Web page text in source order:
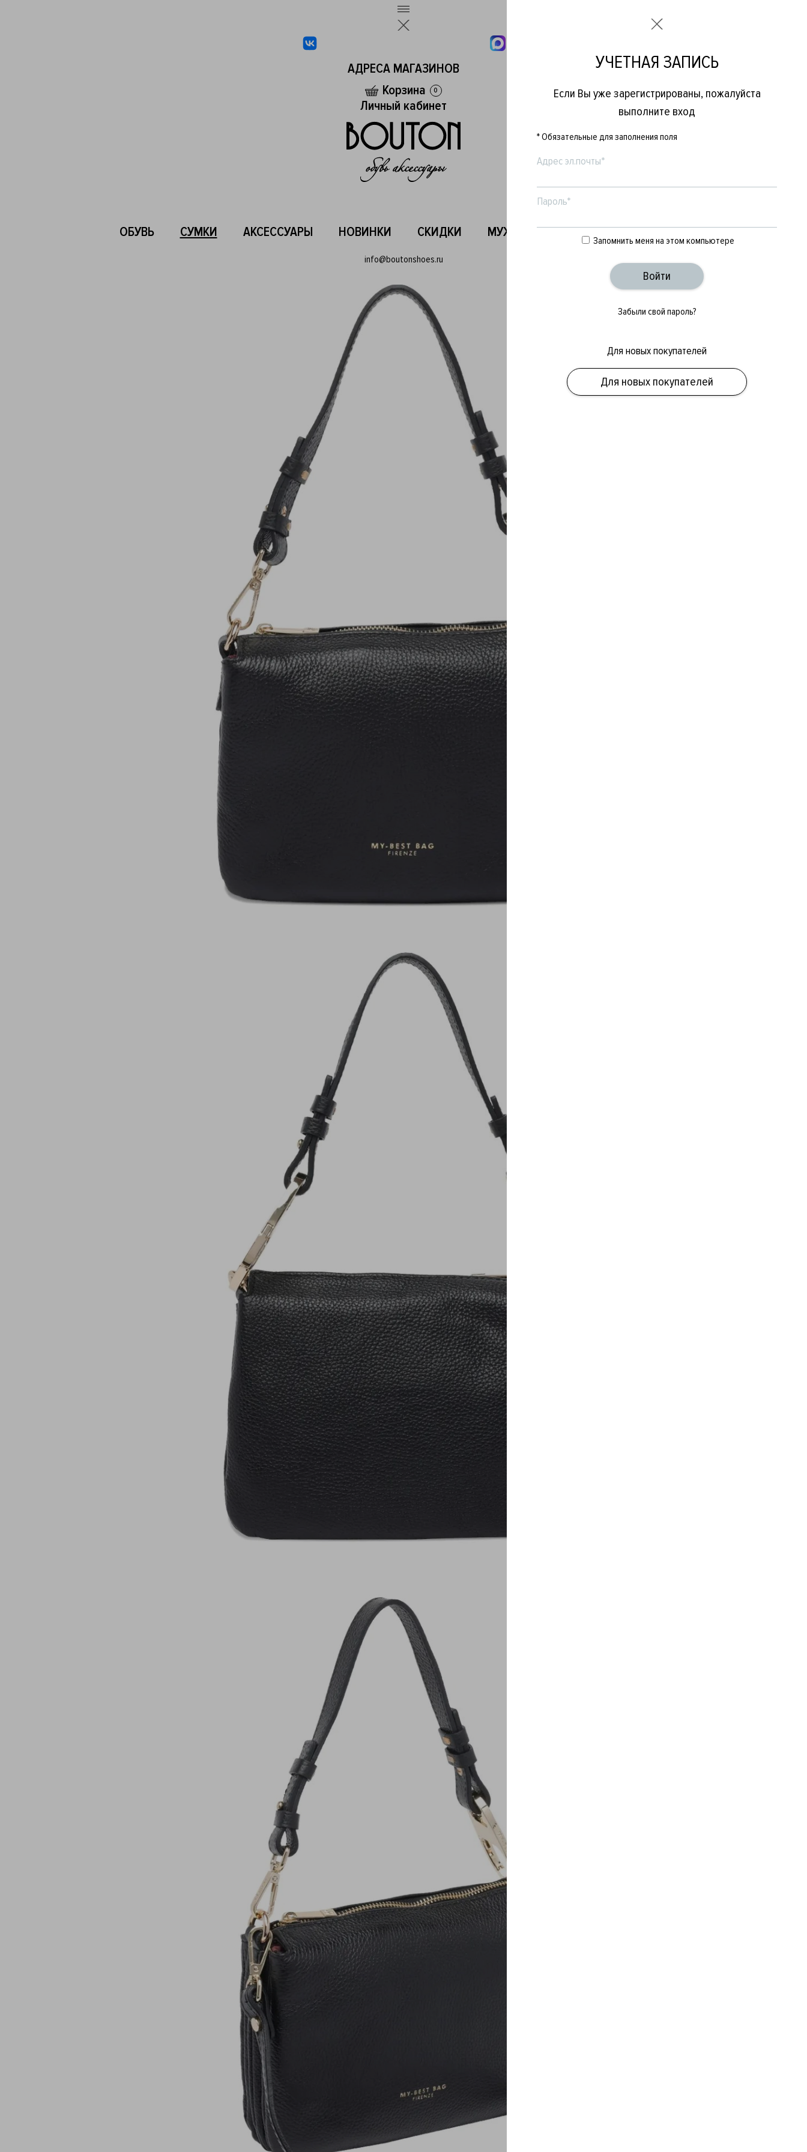
АДРЕСА МАГАЗИНОВ
Корзина
0
Личный кабинет
ОБУВЬ СУМКИ АКСЕССУАРЫ НОВИНКИ СКИДКИ МУЖСКОЕ ЖЕНСКОЕ БРЕНДЫ
info@boutonshoes.ru
УЧЕТНАЯ ЗАПИСЬ
Если Вы уже зарегистрированы, пожалуйста
выполните вход
* Обязательные для заполнения поля
Адрес эл.почты*
Пароль*
Запомнить меня на этом компьютере
Забыли свой пароль?
Для новых покупателей
Для новых покупателей